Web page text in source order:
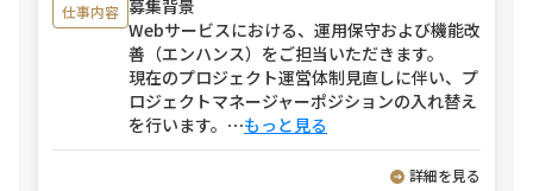
仕事内容 募集背景
Webサービスにおける、運用保守および機能改
善（エンハンス）をご担当いただきます。
現在のプロジェクト運営体制見直しに伴い、プ
ロジェクトマネージャーポジションの入れ替え
を行います。 ⋯もっと見る
詳細を見る